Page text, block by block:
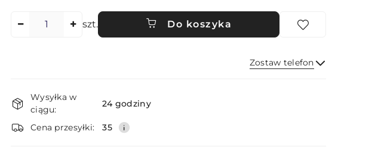
szt. Do koszyka
Zostaw telefon
Dostępność
i
dostawa
Wysyłka w
ciągu:
24 godziny
Cena przesyłki: 35